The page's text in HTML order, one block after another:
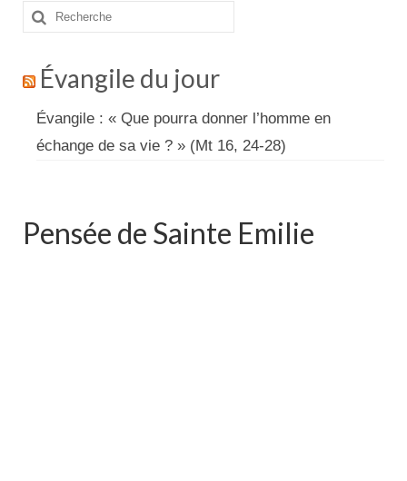
Rechercher
:
Évangile du jour
Évangile : « Que pourra donner l’homme en
échange de sa vie ? » (Mt 16, 24-28)
Pensée de Sainte Emilie